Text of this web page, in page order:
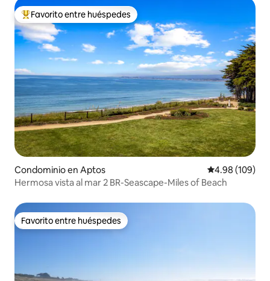
De los mejores en Favorito entre huéspedes
Favorito entre huéspedes
Condominio en Aptos Calificación
4.98 (109)
Hermosa vista al mar 2 BR-Seascape-Miles of Beach
Favorito entre huéspedes
Favorito entre huéspedes